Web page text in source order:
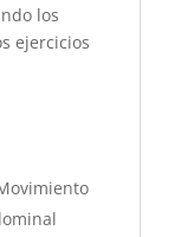
los
ejercicios